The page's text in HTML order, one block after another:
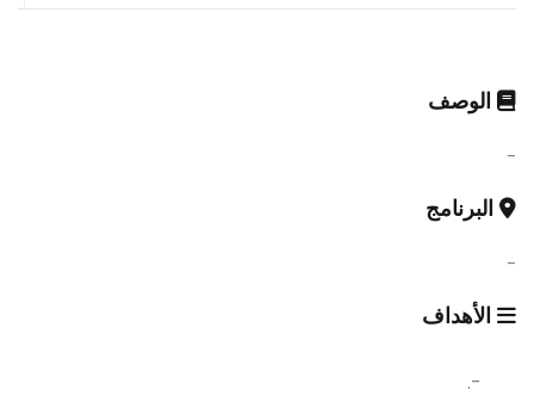
الوصف
-
البرنامج
-
الأهداف
-.